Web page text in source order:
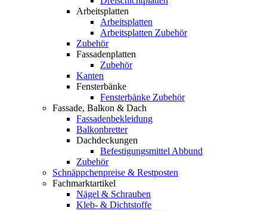
Arbeitsplatten
Arbeitsplatten
Arbeitsplatten Zubehör
Zubehör
Fassadenplatten
Zubehör
Kanten
Fensterbänke
Fensterbänke Zubehör
Fassade, Balkon & Dach
Fassadenbekleidung
Balkonbretter
Dachdeckungen
Befestigungsmittel Abbund
Zubehör
Schnäppchenpreise & Restposten
Fachmarktartikel
Nägel & Schrauben
Kleb- & Dichtstoffe